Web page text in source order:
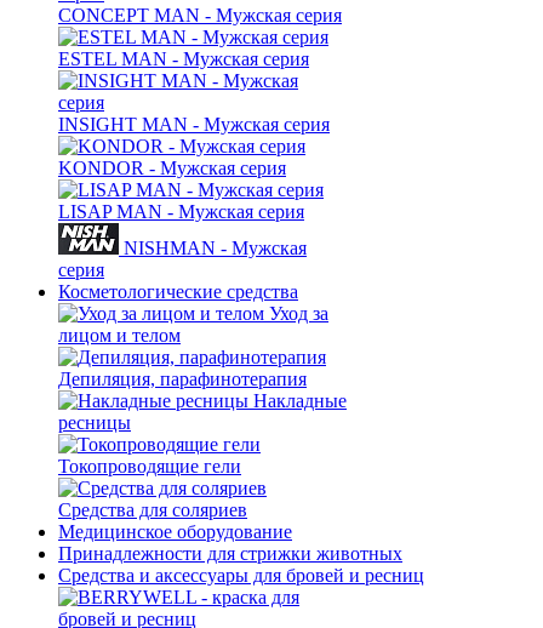
CONCEPT MAN - Мужская серия
ESTEL MAN - Мужская серия
INSIGHT MAN - Мужская серия
KONDOR - Мужская серия
LISAP MAN - Мужская серия
NISHMAN - Мужская
серия
Косметологические средства
Уход за
лицом и телом
Депиляция, парафинотерапия
Накладные
ресницы
Токопроводящие гели
Средства для соляриев
Медицинское оборудование
Принадлежности для стрижки животных
Средства и аксессуары для бровей и ресниц